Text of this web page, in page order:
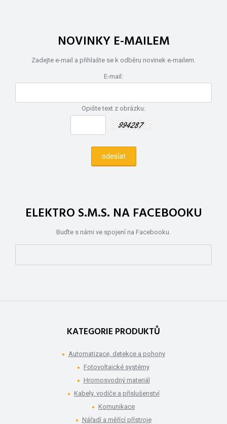
NOVINKY E-MAILEM
Zadejte e-mail a přihlašte se k odběru novinek e-mailem.
E-mail:
Opište text z obrázku:
ELEKTRO S.M.S. NA FACEBOOKU
Buďte s námi ve spojení na Facebooku.
KATEGORIE PRODUKTŮ
Automatizace, detekce a pohony
Fotovoltaické systémy
Hromosvodný materiál
Kabely, vodiče a příslušenství
Komunikace
Nářadí a měřící přístroje